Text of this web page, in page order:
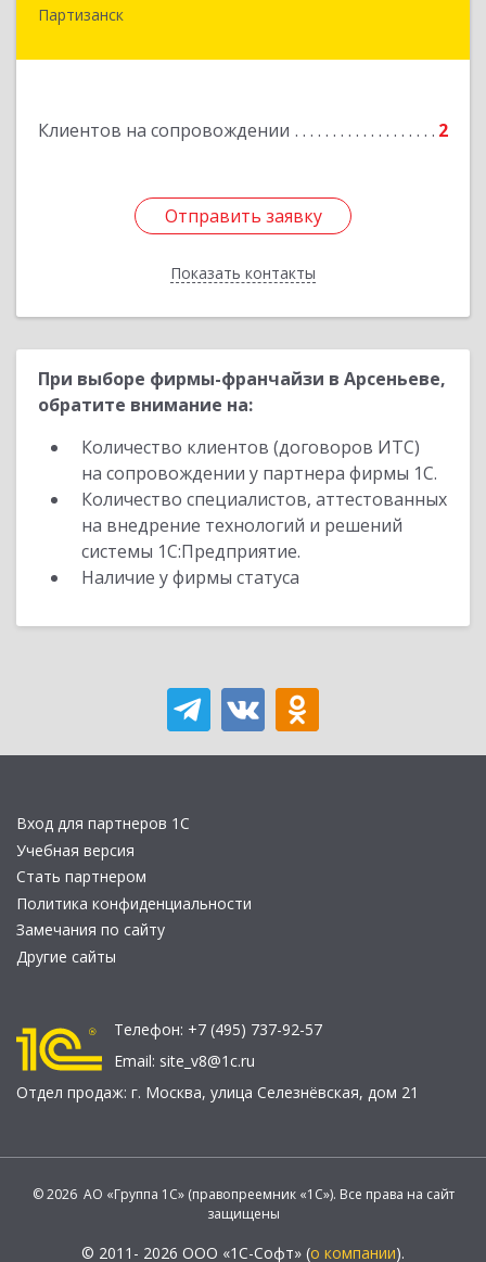
Партизанск
Клиентов на сопровождении 2
Отправить заявку
Показать контакты
692922, Приморский край, г. Находка, ул.
Отправить заявку
Назад
При выборе фирмы-франчайзи в Арсеньеве,
обратите внимание на:
Количество клиентов (договоров ИТС)
на сопровождении у партнера фирмы 1С.
Количество специалистов, аттестованных
на внедрение технологий и решений
системы 1С:Предприятие.
Наличие у фирмы статуса
Вход для партнеров 1С
Учебная версия
Стать партнером
Политика конфиденциальности
Замечания по сайту
Другие сайты
Телефон: +7 (495) 737-92-57
Email: site_v8@1c.ru
Отдел продаж: г. Москва, улица Селезнёвская, дом 21
© 2026 АО «Группа 1С» (правопреемник «1С»). Все права на сайт
защищены
© 2011- 2026 ООО «1С-Софт» (о компании).